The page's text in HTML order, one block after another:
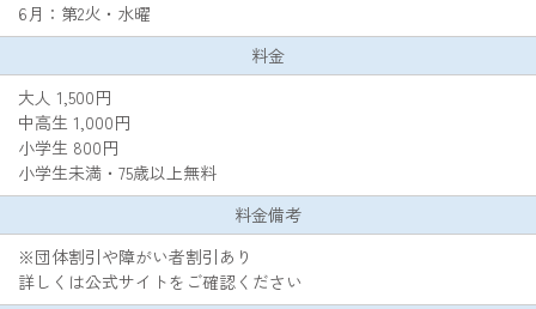
6月：第2火・水曜
料金
大人 1,500円
中高生 1,000円
小学生 800円
小学生未満・75歳以上無料
料金備考
※団体割引や障がい者割引あり
詳しくは公式サイトをご確認ください